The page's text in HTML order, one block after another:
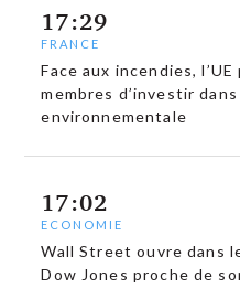
17:29
FRANCE
Face aux incendies,
membres d’investir
environnementale
17:02
ECONOMIE
Wall Street ouvre dans
Dow Jones proche de